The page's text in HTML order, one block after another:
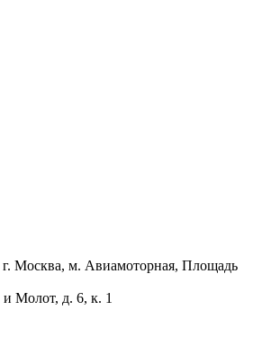
г. Москва, м. Авиамоторная, Площадь
и Молот, д. 6, к. 1